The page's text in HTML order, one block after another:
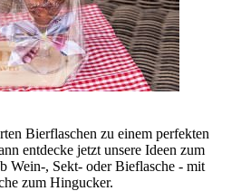
Bierflaschen zu einem perfekten
entdecke jetzt unsere Ideen zum
Wein-, Sekt- oder Bieflasche - mit
zum Hingucker.